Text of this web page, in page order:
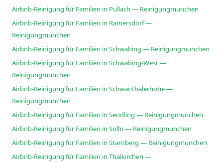
Airbnb-Reinigung für Familien in Pullach — Reinigungmunchen
Airbnb-Reinigung für Familien in Ramersdorf —
Reinigungmunchen
Airbnb-Reinigung für Familien in Schwabing — Reinigungmunchen
Airbnb-Reinigung für Familien in Schwabing-West —
Reinigungmunchen
Airbnb-Reinigung für Familien in Schwanthalerhöhe —
Reinigungmunchen
Airbnb-Reinigung für Familien in Sendling — Reinigungmunchen
Airbnb-Reinigung für Familien in Solln — Reinigungmunchen
Airbnb-Reinigung für Familien in Starnberg — Reinigungmunchen
Airbnb-Reinigung für Familien in Thalkirchen —